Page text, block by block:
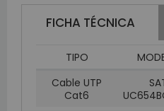
FICHA TÉCNICA
TIPO
Cable UTP
Cat6